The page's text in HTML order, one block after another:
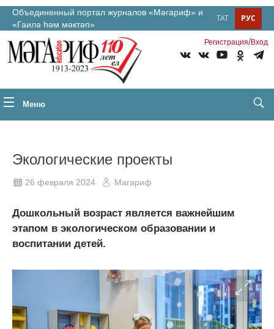
Объединенный портал журналов «Мәгариф» и
«Гаилә һәм мәктәп»
РУС
ТАТ
Регистрация/Вход
Меню
Экологические проекты
26 февраля 2024 Магариф
Дошкольный возраст является важнейшим
этапом в экологическом образовании и
воспитании детей.